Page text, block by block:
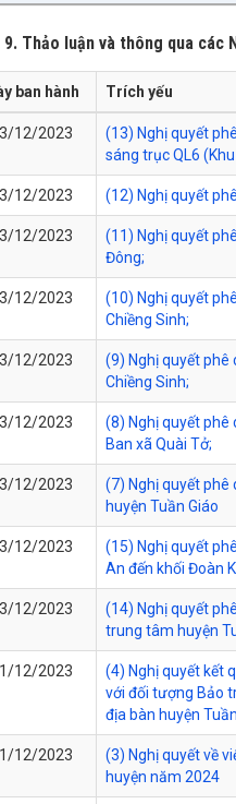
Thảo luận và thông qua các
ban hành Trích yếu
12/2023
(13) Nghị quyết
sáng trục QL6
12/2023 (12) Nghị quyết
12/2023
(11) Nghị quyết
Đông;
12/2023
(10) Nghị quyết
Chiềng Sinh;
12/2023
(9) Nghị quyết phê
Chiềng Sinh;
12/2023
(8) Nghị quyết
Ban xã Quài Tở;
12/2023
(7) Nghị quyết
huyện Tuần Giáo
12/2023
(15) Nghị quyết
An đến khối Đoàn
12/2023
(14) Nghị quyết
trung tâm huyện
12/2023
(4) Nghị quyết kết
với đối tượng Bảo
địa bàn huyện
12/2023
(3) Nghị quyết về
huyện năm 2024